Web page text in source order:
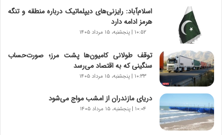
|
ب
ر
ا
م
ه
ج
اسلام‌آباد: رایزنی‌های دیپلماتیک درباره منطقه و تنگه
هرمز ادامه دارد
۱۰:۵۲ | پنجشنبه، ۱۵ مرداد ۱۴۰۵
توقف طولانی کامیون‌ها پشت مرز؛ صورت‌حساب
سنگینی که به اقتصاد می‌رسد
۱۰:۳۳ | پنجشنبه، ۱۵ مرداد ۱۴۰۵
دریای مازندران از امشب مواج می‌شود
۱۰:۰۴ | پنجشنبه، ۱۵ مرداد ۱۴۰۵